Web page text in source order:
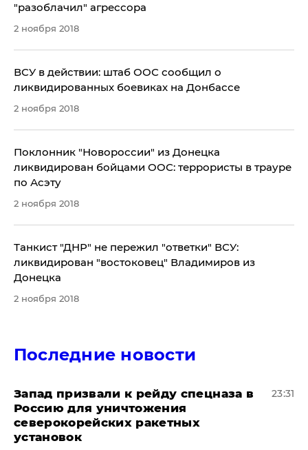
"разоблачил" агрессора
2 ноября 2018
ВСУ в действии: штаб ООС сообщил о
ликвидированных боевиках на Донбассе
2 ноября 2018
​Поклонник "Новороссии" из Донецка
ликвидирован бойцами ООС: террористы в трауре
по Асэту
2 ноября 2018
​Танкист "ДНР" не пережил "ответки" ВСУ:
ликвидирован "востоковец" Владимиров из
Донецка
2 ноября 2018
Последние новости
Запад призвали к рейду спецназа в
Россию для уничтожения
северокорейских ракетных
установок
23:31